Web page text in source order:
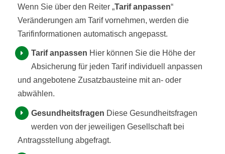
Wenn Sie über den Reiter „Tarif anpassen“
Veränderungen am Tarif vornehmen, werden die
Tarifinformationen automatisch angepasst.
Tarif anpassen Hier können Sie die Höhe der
Absicherung für jeden Tarif individuell anpassen
und angebotene Zusatzbausteine mit an- oder
abwählen.
Gesundheitsfragen Diese Gesundheitsfragen
werden von der jeweiligen Gesellschaft bei
Antragsstellung abgefragt.